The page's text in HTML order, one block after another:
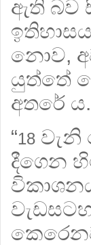
ඇති බව
නොව,
යුත්තේ
අතරේ ය.
“18 වැනි
දීගෙන